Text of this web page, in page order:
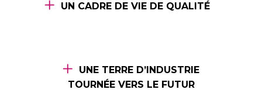
UN CADRE DE VIE DE QUALITÉ
UNE TERRE D’INDUSTRIE
TOURNÉE VERS LE FUTUR